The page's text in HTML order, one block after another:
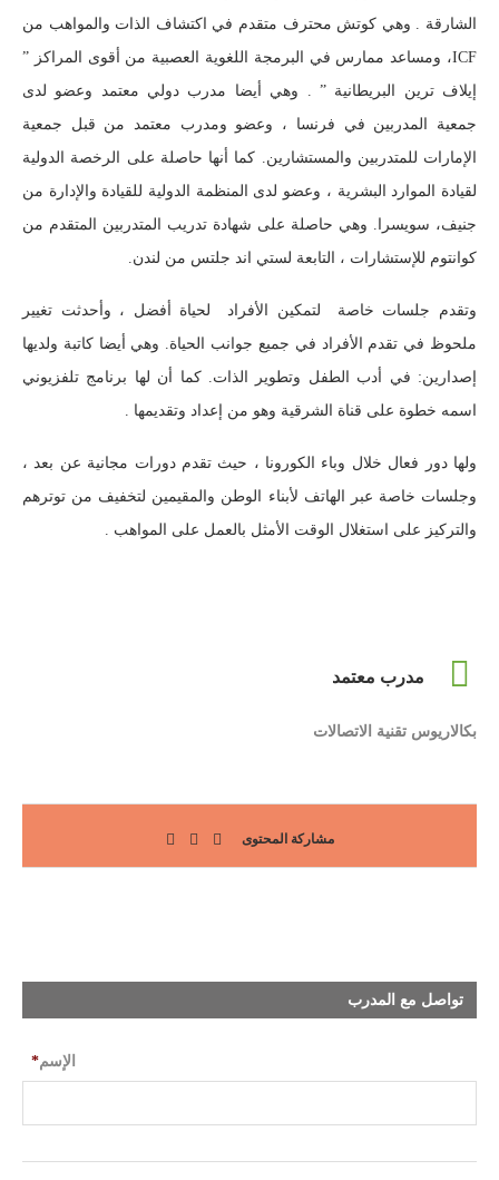
الشارقة . وهي كوتش محترف متقدم في اكتشاف الذات والمواهب من
ICF، ومساعد ممارس في البرمجة اللغوية العصبية من أقوى المراكز ”
إيلاف ترين البريطانية ” . وهي أيضا مدرب دولي معتمد وعضو لدى
جمعية المدربين في فرنسا ، وعضو ومدرب معتمد من قبل جمعية
الإمارات للمتدربين والمستشارين. كما أنها حاصلة على الرخصة الدولية
لقيادة الموارد البشرية ، وعضو لدى المنظمة الدولية للقيادة والإدارة من
جنيف، سويسرا. وهي حاصلة على شهادة تدريب المتدربين المتقدم من
كوانتوم للإستشارات ، التابعة لستي اند جلتس من لندن.
وتقدم جلسات خاصة لتمكين الأفراد لحياة أفضل ، وأحدثت تغيير
ملحوظ في تقدم الأفراد في جميع جوانب الحياة. وهي أيضا كاتبة ولديها
إصدارين: في أدب الطفل وتطوير الذات. كما أن لها برنامج تلفزيوني
اسمه خطوة على قناة الشرقية وهو من إعداد وتقديمها .
ولها دور فعال خلال وباء الكورونا ، حيث تقدم دورات مجانية عن بعد ،
وجلسات خاصة عبر الهاتف لأبناء الوطن والمقيمين لتخفيف من توترهم
والتركيز على استغلال الوقت الأمثل بالعمل على المواهب .
مدرب معتمد
بكالاريوس تقنية الاتصالات
مشاركة المحتوى
تواصل مع المدرب
الإسم*